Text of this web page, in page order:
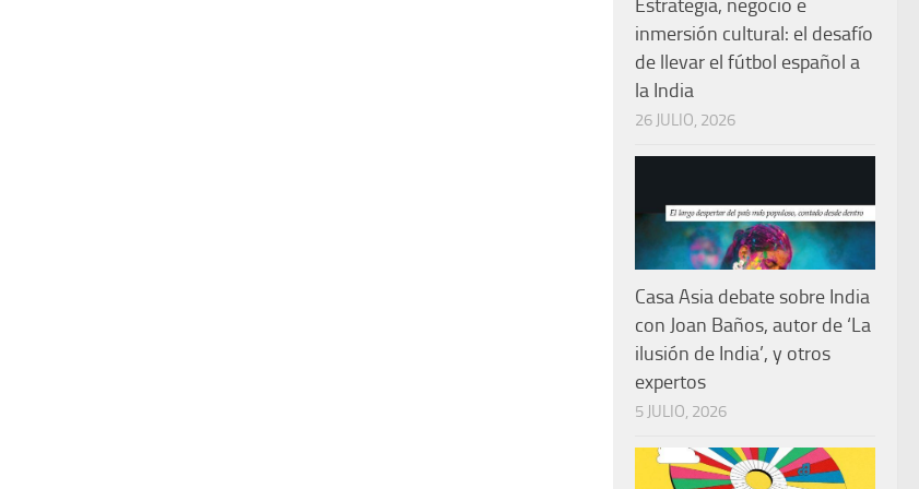
Estrategia, negocio e
inmersión cultural: el desafío
de llevar el fútbol español a
la India
26 JULIO, 2026
Casa Asia debate sobre India
con Joan Baños, autor de ‘La
ilusión de India’, y otros
expertos
5 JULIO, 2026